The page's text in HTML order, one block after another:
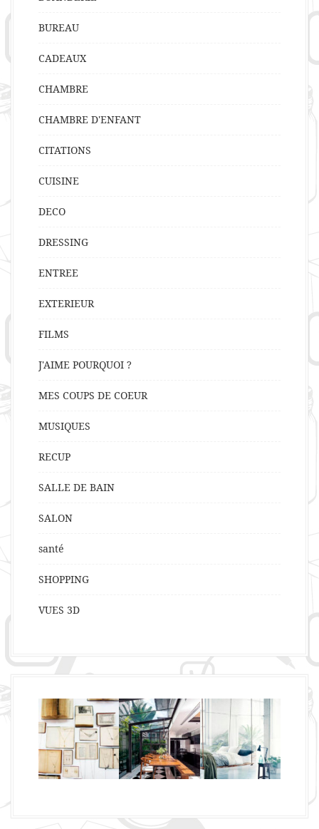
BUREAU
CADEAUX
CHAMBRE
CHAMBRE D'ENFANT
CITATIONS
CUISINE
DECO
DRESSING
ENTREE
EXTERIEUR
FILMS
J'AIME POURQUOI ?
MES COUPS DE COEUR
MUSIQUES
RECUP
SALLE DE BAIN
SALON
santé
SHOPPING
VUES 3D